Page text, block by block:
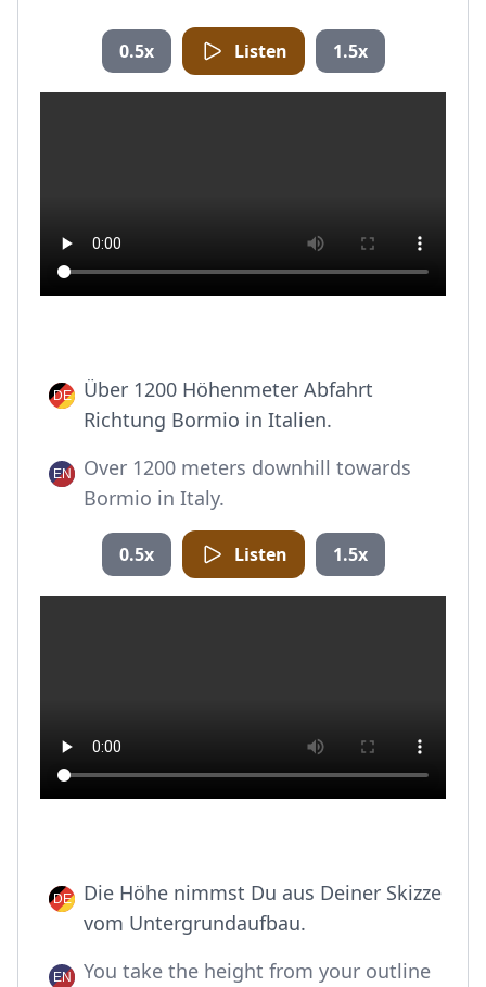
0.5x Listen 1.5x
Über 1200 Höhenmeter Abfahrt
Richtung Bormio in Italien.
Over 1200 meters downhill towards
Bormio in Italy.
0.5x Listen 1.5x
Die Höhe nimmst Du aus Deiner Skizze
vom Untergrundaufbau.
You take the height from your outline